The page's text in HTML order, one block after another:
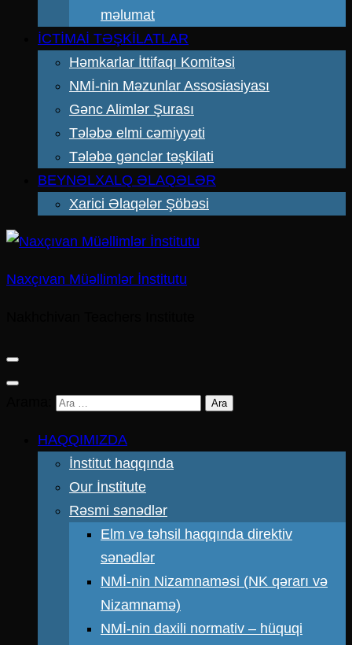
məlumat
İCTİMAİ TƏŞKİLATLAR
Həmkarlar İttifaqı Komitəsi
NMİ-nin Məzunlar Assosiasiyası
Gənc Alimlər Şurası
Tələbə elmi cəmiyyəti
Tələbə gənclər təşkilati
BEYNƏLXALQ ƏLAQƏLƏR
Xarici Əlaqələr Şöbəsi
Naxçıvan Müəllimlər İnstitutu
HAQQIMIZDA
İnstitut haqqında
Our İnstitute
Rəsmi sənədlər
Elm və təhsil haqqında direktiv
sənədlər
NMİ-nin Nizamnaməsi (NK qərarı və
Nizamnamə)
NMİ-nin daxili normativ – hüquqi